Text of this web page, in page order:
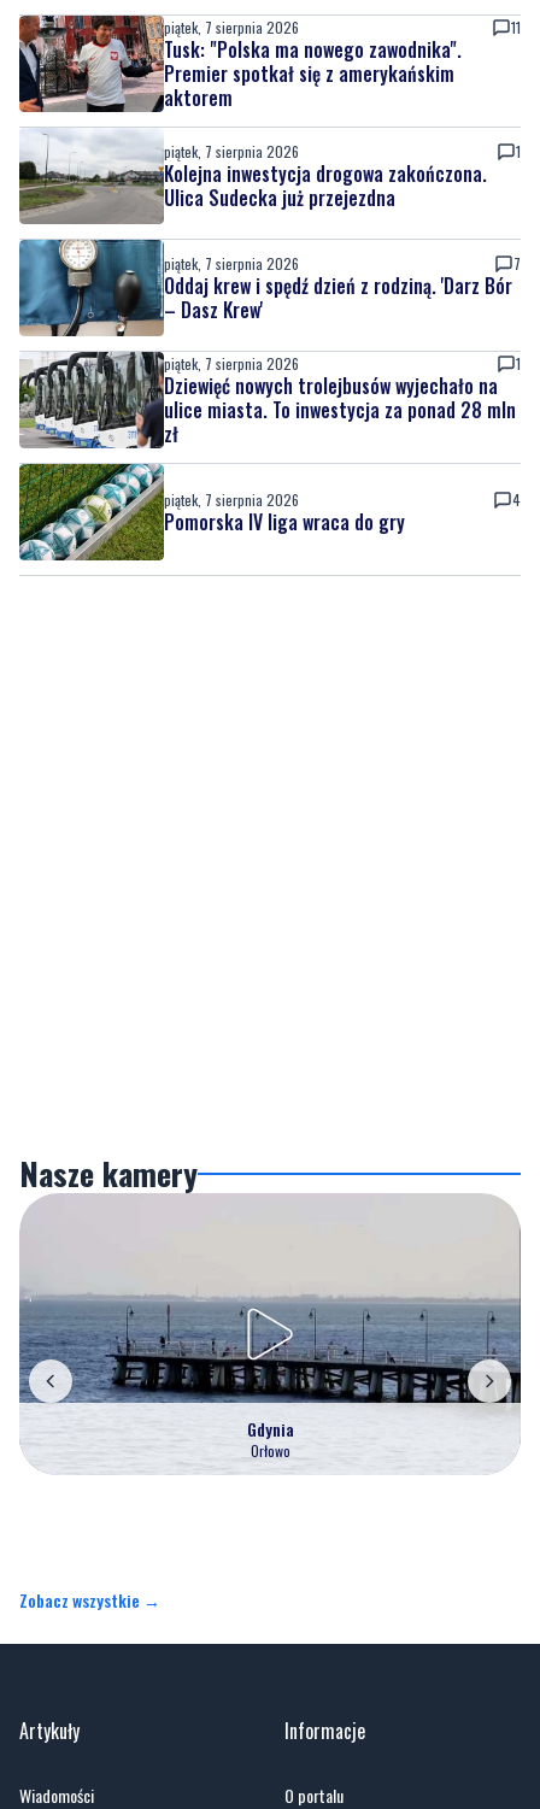
piątek, 7 sierpnia 2026 11
Tusk: "Polska ma nowego zawodnika".
Premier spotkał się z amerykańskim
aktorem
piątek, 7 sierpnia 2026 1
Kolejna inwestycja drogowa zakończona.
Ulica Sudecka już przejezdna
piątek, 7 sierpnia 2026 7
Oddaj krew i spędź dzień z rodziną. 'Darz Bór
– Dasz Krew'
piątek, 7 sierpnia 2026 1
Dziewięć nowych trolejbusów wyjechało na
ulice miasta. To inwestycja za ponad 28 mln
zł
piątek, 7 sierpnia 2026 4
Pomorska IV liga wraca do gry
Nasze kamery
Gdynia
Orłowo
Zobacz wszystkie →
Artykuły
Wiadomości
Informacje
O portalu